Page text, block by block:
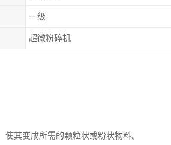
一级
超微粉碎机
其变成所需的颗粒状或粉状物料。